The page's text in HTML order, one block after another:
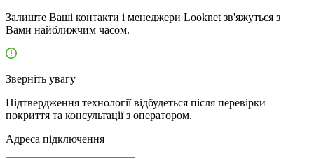
Залиште Ваші контакти і менеджери Looknet зв'яжуться з
Вами найближчим часом.
Зверніть увагу
Підтвердження технології відбудеться після перевірки
покриття та консультації з оператором.
Адресa підключення